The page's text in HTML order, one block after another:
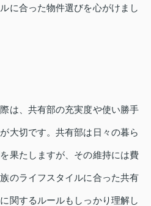
に合った物件選びを心がけまし
は、共有部の充実度や使い勝手
大切です。共有部は日々の暮ら
果たしますが、その維持には費
のライフスタイルに合った共有
関するルールもしっかり理解し